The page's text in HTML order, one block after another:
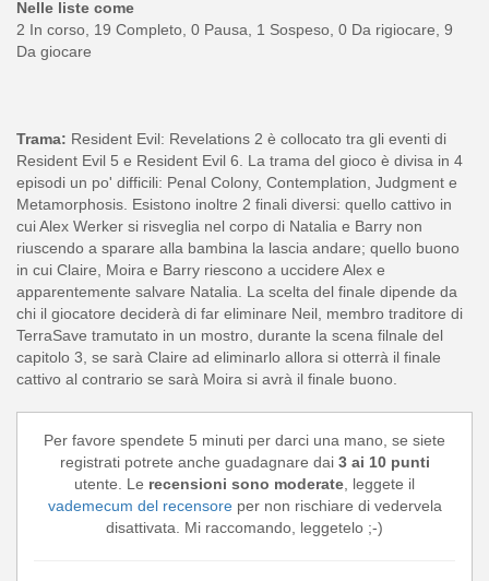
Nelle liste come
2 In corso, 19 Completo, 0 Pausa, 1 Sospeso, 0 Da rigiocare, 9
Da giocare
Trama: Resident Evil: Revelations 2 è collocato tra gli eventi di
Resident Evil 5 e Resident Evil 6. La trama del gioco è divisa in 4
episodi un po' difficili: Penal Colony, Contemplation, Judgment e
Metamorphosis. Esistono inoltre 2 finali diversi: quello cattivo in
cui Alex Werker si risveglia nel corpo di Natalia e Barry non
riuscendo a sparare alla bambina la lascia andare; quello buono
in cui Claire, Moira e Barry riescono a uccidere Alex e
apparentemente salvare Natalia. La scelta del finale dipende da
chi il giocatore deciderà di far eliminare Neil, membro traditore di
TerraSave tramutato in un mostro, durante la scena filnale del
capitolo 3, se sarà Claire ad eliminarlo allora si otterrà il finale
cattivo al contrario se sarà Moira si avrà il finale buono.
Per favore spendete 5 minuti per darci una mano, se siete
registrati potrete anche guadagnare dai 3 ai 10 punti
utente. Le recensioni sono moderate, leggete il
vademecum del recensoreper non rischiare di vedervela
disattivata. Mi raccomando, leggetelo ;-)